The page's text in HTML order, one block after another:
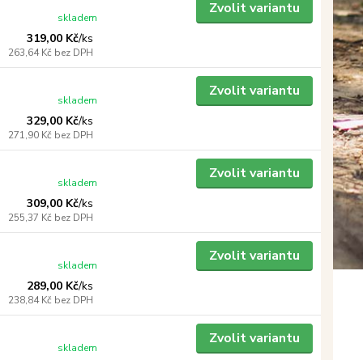
319,00 Kč/ks
263,64 Kč bez DPH
skladem
Zvolit variantu
329,00 Kč/ks
271,90 Kč bez DPH
skladem
Zvolit variantu
309,00 Kč/ks
255,37 Kč bez DPH
skladem
Zvolit variantu
289,00 Kč/ks
238,84 Kč bez DPH
skladem
Zvolit variantu
skladem
Zvolit variantu